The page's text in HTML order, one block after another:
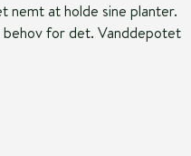
nemt at holde sine planter.
behov for det. Vanddepotet